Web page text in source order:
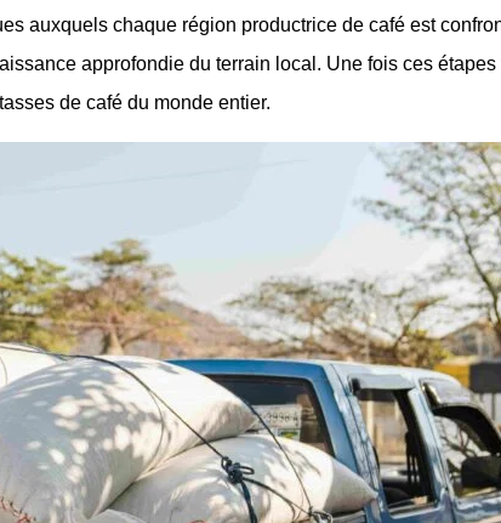
auxquels chaque région productrice de café est
approfondie du terrain local. Une fois ces
de café du monde entier.